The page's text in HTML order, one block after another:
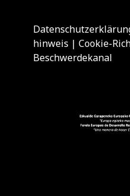
hinweis |Cookie-
Beschwerdekanal